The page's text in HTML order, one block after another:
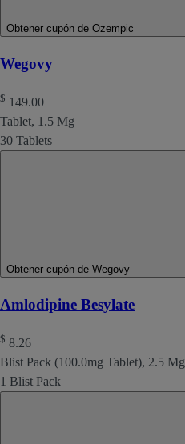
Obtener cupón de Ozempic
Wegovy
$ 149.00
Tablet, 1.5 Mg
30 Tablets
Obtener cupón de Wegovy
Amlodipine Besylate
$ 8.26
Blist Pack (100.0mg Tablet), 2.5 Mg
1 Blist Pack